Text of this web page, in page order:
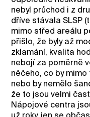
nebyl průchod i z
dříve stávala SLSP
mimo střed areálu
přišlo, že byly až
zklamání, kvalita
nebojí za poměrně
něčeho, co by
nebo by nemělo
že to jsou velmi
Nápojové centra